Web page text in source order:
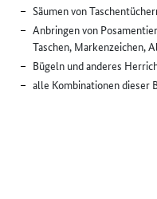
Säumen von
Anbringen von
Taschen, Markenzeichen,
Bügeln und anderes
alle Kombinationen dieser